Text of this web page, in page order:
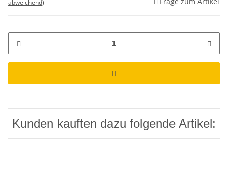
abweichend)
Kunden kauften dazu folgende Artikel: